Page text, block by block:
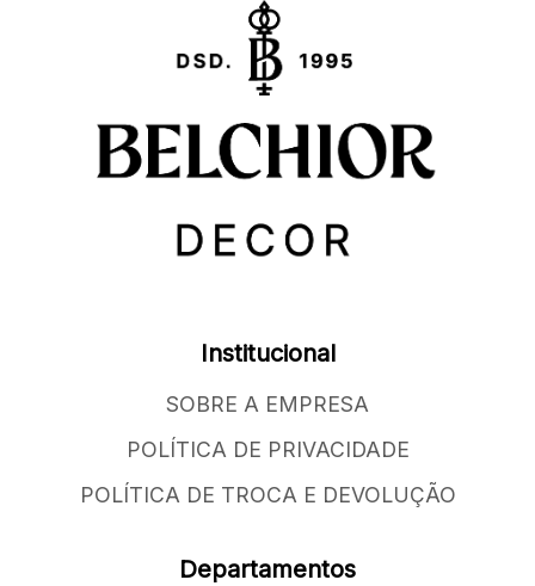
Institucional
SOBRE A EMPRESA
POLÍTICA DE PRIVACIDADE
POLÍTICA DE TROCA E DEVOLUÇÃO
Departamentos